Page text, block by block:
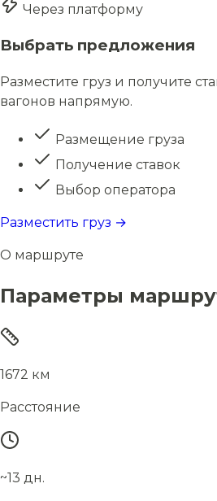
Через платформу
Выбрать предложения
Разместите груз и получите
вагонов напрямую.
Размещение груза
Получение ставок
Выбор оператора
Разместить груз →
О маршруте
Параметры
1672 км
Расстояние
~13 дн.